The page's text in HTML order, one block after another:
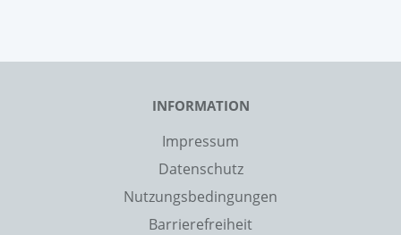
INFORMATION
Impressum
Datenschutz
Nutzungsbedingungen
Barrierefreiheit